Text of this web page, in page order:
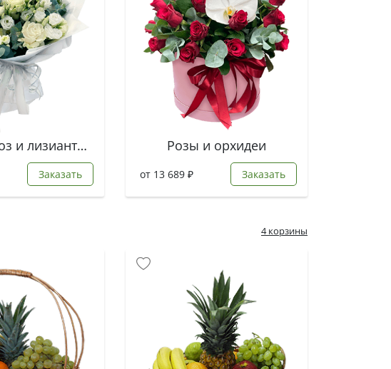
Букет из роз и лизиантусов
Заказать
Розы и орхидеи
от 13 689 ₽ Заказать
4 корзины